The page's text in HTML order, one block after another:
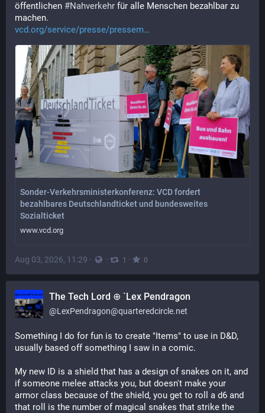
öffentlichen #Nahverkehr für alle Menschen bezahlbar zu
machen.
vcd.org/service/presse/pressem
Sonder-Verkehrsministerkonferenz: VCD fordert
bezahlbares Deutschlandticket und bundesweites
Sozialticket
www.vcd.org
Aug 03, 2026, 11:29 · · 1 · 0
The Tech Lord ⊕ `Lex Pendragon
@LexPendragon@quarteredcircle.net
Something I do for fun is to create "Items" to use in D&D,
usually based off something I saw in a comic.
My new ID is a shield that has a design of snakes on it, and
if someone melee attacks you, but doesn't make your
armor class because of the shield, you get to roll a d6 and
that roll is the number of magical snakes that strike the